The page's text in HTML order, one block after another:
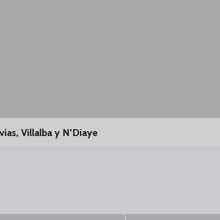
Villalba y N’Diaye